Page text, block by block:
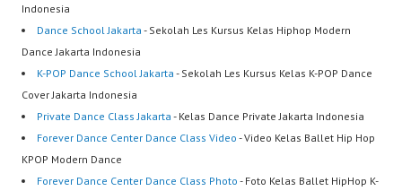
Indonesia
Dance School Jakarta - Sekolah Les Kursus Kelas Hiphop Modern
Dance Jakarta Indonesia
K-POP Dance School Jakarta - Sekolah Les Kursus Kelas K-POP Dance
Cover Jakarta Indonesia
Private Dance Class Jakarta - Kelas Dance Private Jakarta Indonesia
Forever Dance Center Dance Class Video - Video Kelas Ballet Hip Hop
KPOP Modern Dance
Forever Dance Center Dance Class Photo - Foto Kelas Ballet HipHop K-